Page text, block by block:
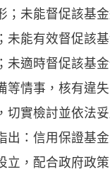
；未能督促該基
未能有效督促該
未適時督促該基
等情事，核有違
切實檢討並依法妥
：信用保證基金
立，配合政府政